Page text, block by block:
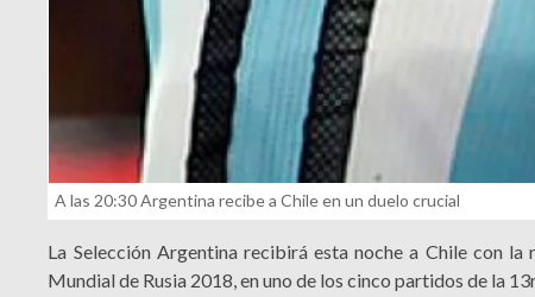
A las 20:30 Argentina recibe a Chile en un duelo crucial
La Selección Argentina recibirá esta noche a Chile con
Mundial de Rusia 2018, en uno de los cinco partidos de la